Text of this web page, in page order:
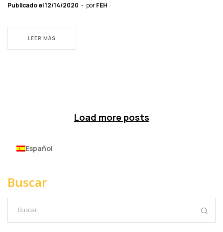
Publicado el12/14/2020 porFEH
LEER MÁS
Load more posts
Español
Buscar